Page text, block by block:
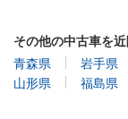
その他の中古車を
青森県
岩手県
山形県
福島県